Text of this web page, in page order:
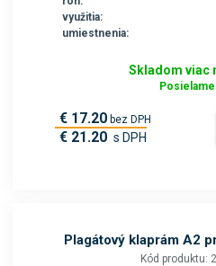
využitia:
umiestnenia:
Skladom viac
€ 17.20 bez DPH
€ 21.20 s DPH
Plagátový klaprám A2
Kód produktu: